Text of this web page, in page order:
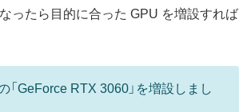
ったら目的に合った GPU を増設すれば
「GeForce RTX 3060」を増設しまし